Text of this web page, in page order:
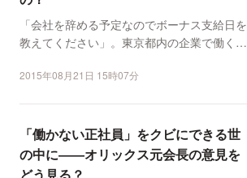
「会社を辞める予定なのでボーナス支給日を
教えてください」。東京都内の企業で働くM
2015年08月21日 15時07分
「働かない正社員」をクビにできる世
の中に――オリックス元会長の意見を